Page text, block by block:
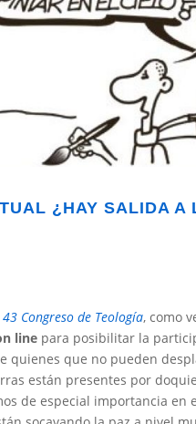
¿HAY SALIDA A
43 Congreso de Teología, como
line para posibilitar la
quienes que no pueden
están presentes por
de especial importancia